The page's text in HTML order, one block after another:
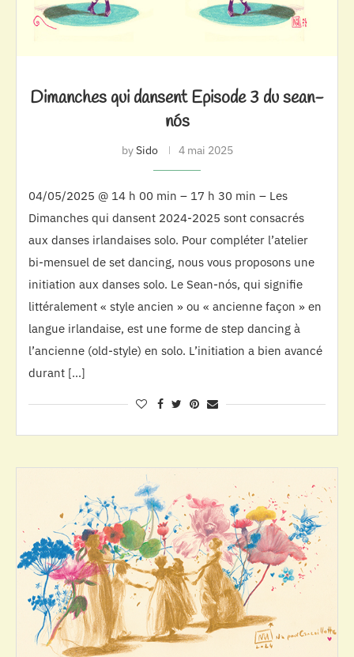
Dimanches qui dansent Episode 3 du sean-
nós
bySido 4 mai 2025
04/05/2025 @ 14 h 00 min – 17 h 30 min – Les
Dimanches qui dansent 2024-2025 sont consacrés
aux danses irlandaises solo. Pour compléter l’atelier
bi-mensuel de set dancing, nous vous proposons une
initiation aux danses solo. Le Sean-nós, qui signifie
littéralement « style ancien » ou « ancienne façon » en
langue irlandaise, est une forme de step dancing à
l’ancienne (old-style) en solo. L’initiation a bien avancé
durant […]